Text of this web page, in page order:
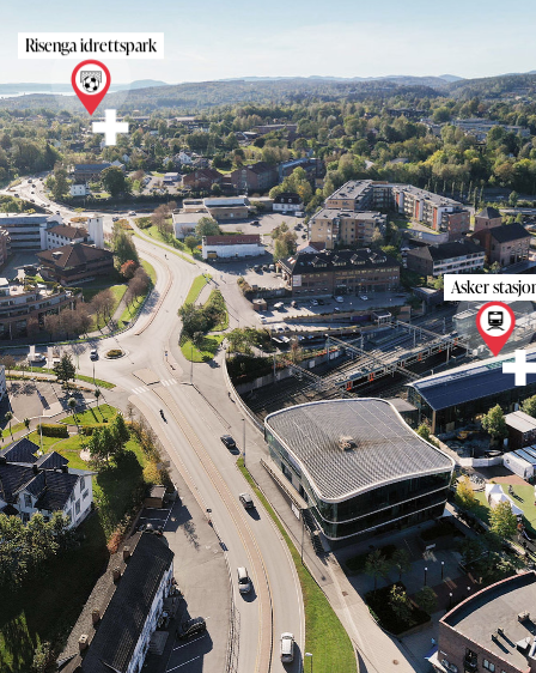
Risenga idrettspark
Asker stasjon